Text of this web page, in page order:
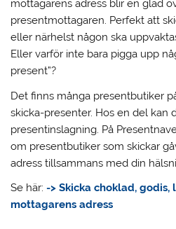
mottagarens adress blir en glad
presentmottagaren. Perfekt att
eller närhelst någon ska
Eller varför inte bara pigga upp
present”?
Det finns många presentbutiker
skicka-presenter. Hos en del kan
presentinslagning. På
om presentbutiker som skickar
adress tillsammans med din
Se här:-> Skicka choklad,
mottagarens adress